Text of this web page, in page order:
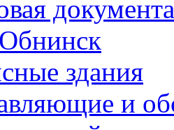
здания
и